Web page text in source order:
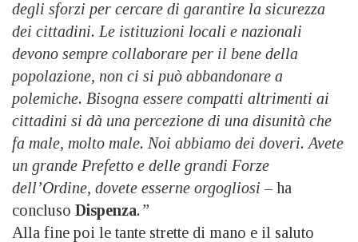
degli sforzi per cercare di garantire la sicurezza
dei cittadini. Le istituzioni locali e nazionali
devono sempre collaborare per il bene della
popolazione, non ci si può abbandonare a
polemiche. Bisogna essere compatti altrimenti ai
cittadini si dà una percezione di una disunità che
fa male, molto male. Noi abbiamo dei doveri. Avete
un grande Prefetto e delle grandi Forze
dell’Ordine, dovete esserne orgogliosi – ha
concluso Dispenza.”
Alla fine poi le tante strette di mano e il saluto